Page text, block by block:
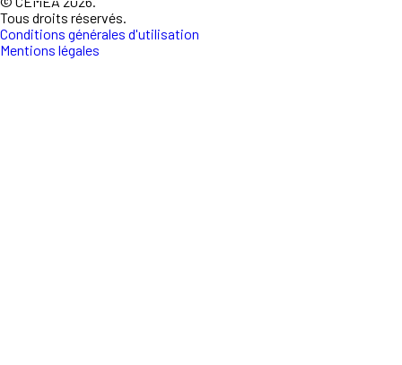
Tous droits réservés.
Conditions générales d'utilisation
Mentions légales